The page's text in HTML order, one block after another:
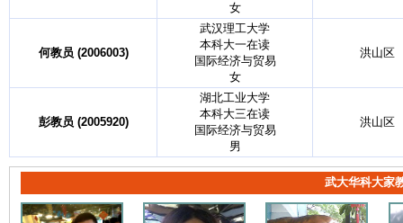
女
何教员 (2006003)
武汉理工大学
本科大一在读
国际经济与贸易
女
洪山区
彭教员 (2005920)
湖北工业大学
本科大三在读
国际经济与贸易
男
洪山区
武大华科大家